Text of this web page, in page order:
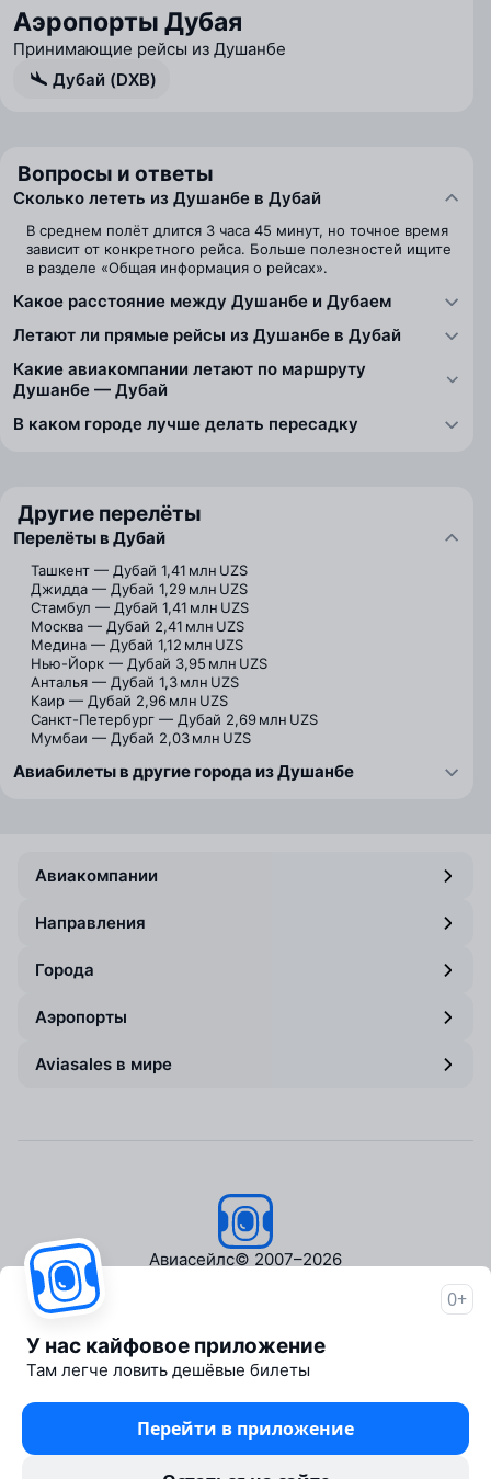
Аэропорты Дубая
Принимающие рейсы из Душанбе
Дубай (DXB)
Вопросы и ответы
Сколько лететь из Душанбе в Дубай
В среднем полёт длится 3 часа 45 минут, но точное время
зависит от конкретного рейса. Больше полезностей ищите
в разделе «Общая информация о рейсах».
Какое расстояние между Душанбе и Дубаем
Летают ли прямые рейсы из Душанбе в Дубай
Какие авиакомпании летают по маршруту
Душанбе — Дубай
В каком городе лучше делать пересадку
Другие перелёты
Перелёты в Дубай
Ташкент — Дубай 1,41 млн UZS
Джидда — Дубай 1,29 млн UZS
Стамбул — Дубай 1,41 млн UZS
Москва — Дубай 2,41 млн UZS
Медина — Дубай 1,12 млн UZS
Нью-Йорк — Дубай 3,95 млн UZS
Анталья — Дубай 1,3 млн UZS
Каир — Дубай 2,96 млн UZS
Санкт-Петербург — Дубай 2,69 млн UZS
Мумбаи — Дубай 2,03 млн UZS
Авиабилеты в другие города из Душанбе
Авиакомпании
Направления
Города
Аэропорты
Aviasales в мире
Авиасейлс© 2007–2026
Пресс‑центр
Travelpayouts
Партнёрская программа
Медиа Yo'lovchi
Трэвел‑медиа Aviasales.uz
0+
У нас кайфовое приложение
Там легче ловить дешёвые билеты
Перейти в приложение